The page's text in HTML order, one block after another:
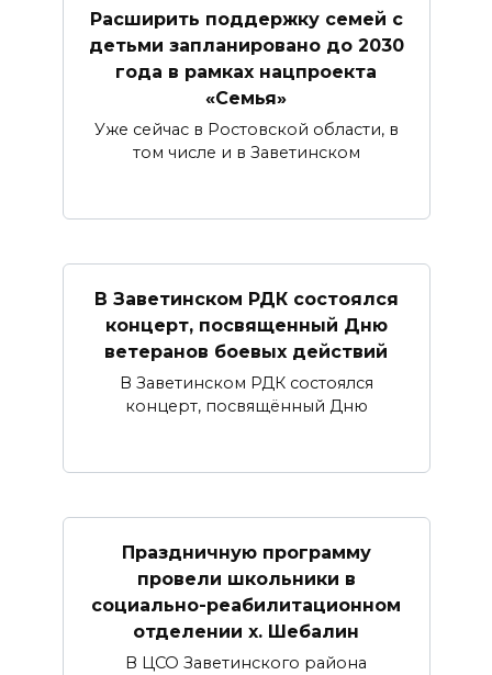
Расширить поддержку семей с
детьми запланировано до 2030
года в рамках нацпроекта
«Семья»
Уже сейчас в Ростовской области, в
том числе и в Заветинском
В Заветинском РДК состоялся
концерт, посвященный Дню
ветеранов боевых действий
В Заветинском РДК состоялся
концерт, посвящённый Дню
Праздничную программу
провели школьники в
социально-реабилитационном
отделении х. Шебалин
В ЦСО Заветинского района